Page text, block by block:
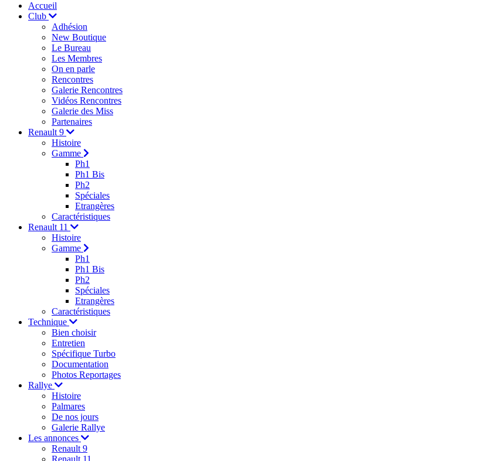
Accueil
Club
Adhésion
New Boutique
Le Bureau
Les Membres
On en parle
Rencontres
Galerie Rencontres
Vidéos Rencontres
Galerie des Miss
Partenaires
Renault 9
Histoire
Gamme
Ph1
Ph1 Bis
Ph2
Spéciales
Etrangères
Caractéristiques
Renault 11
Histoire
Gamme
Ph1
Ph1 Bis
Ph2
Spéciales
Etrangères
Caractéristiques
Technique
Bien choisir
Entretien
Spécifique Turbo
Documentation
Photos Reportages
Rallye
Histoire
Palmares
De nos jours
Galerie Rallye
Les annonces
Renault 9